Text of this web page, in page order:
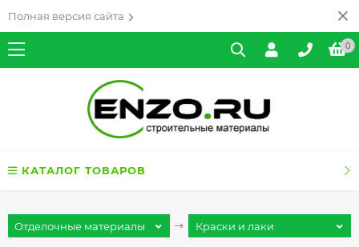
Полная версия сайта
0
КАТАЛОГ ТОВАРОВ
Отделочные материалы Краски и лаки